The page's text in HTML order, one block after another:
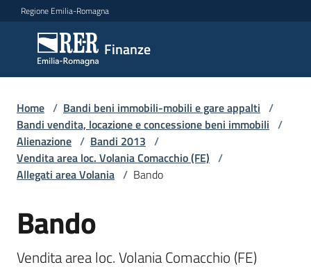
Vai al contenuto
Vai alla navigazione
Vai al footer
Regione Emilia-Romagna
Finanze
Finanze
Argomenti
Novità
Leggi
Atti
Bandi
Home / Bandi beni immobili-mobili e gare appalti /
Bandi vendita, locazione e concessione beni immobili /
Alienazione / Bandi 2013 /
Vendita area loc. Volania Comacchio (FE) /
Allegati area Volania / Bando
Bando
Vendita area loc. Volania Comacchio (FE)